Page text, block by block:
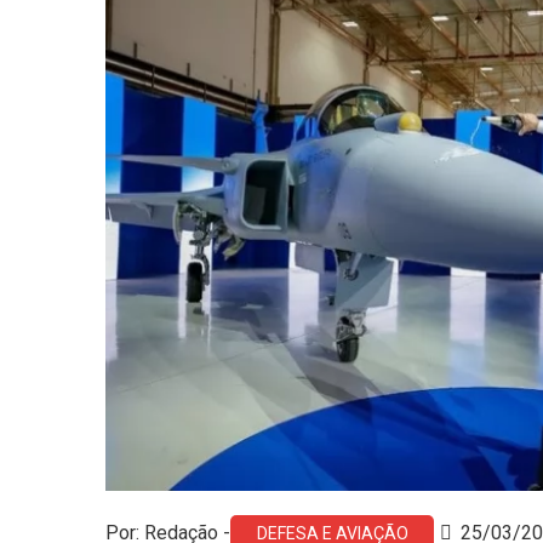
Por: Redação - DEFESA E AVIAÇÃO 25/03/